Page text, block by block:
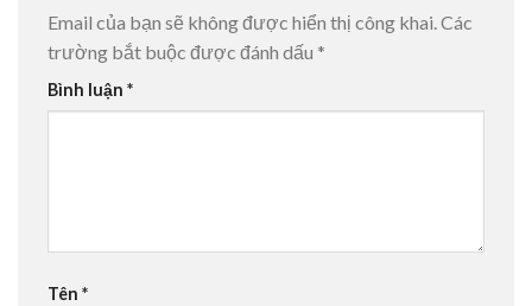
Email của bạn sẽ không được hiển thị công khai. Các
trường bắt buộc được đánh dấu *
Bình luận *
Tên *